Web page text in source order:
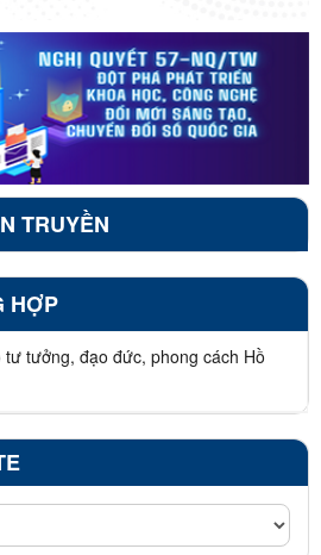
TRUYỀN
HỢP
tư tưởng, đạo đức, phong cách Hồ